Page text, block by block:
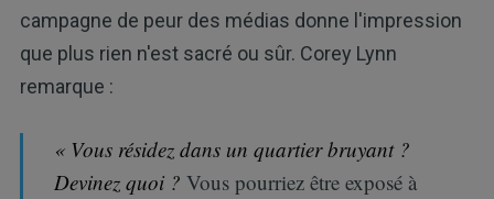
campagne de peur des médias donne l'impression
que plus rien n'est sacré ou sûr. Corey Lynn
remarque :
« Vous résidez dans un quartier bruyant ?
Devinez quoi ?Vous pourriez être exposé à